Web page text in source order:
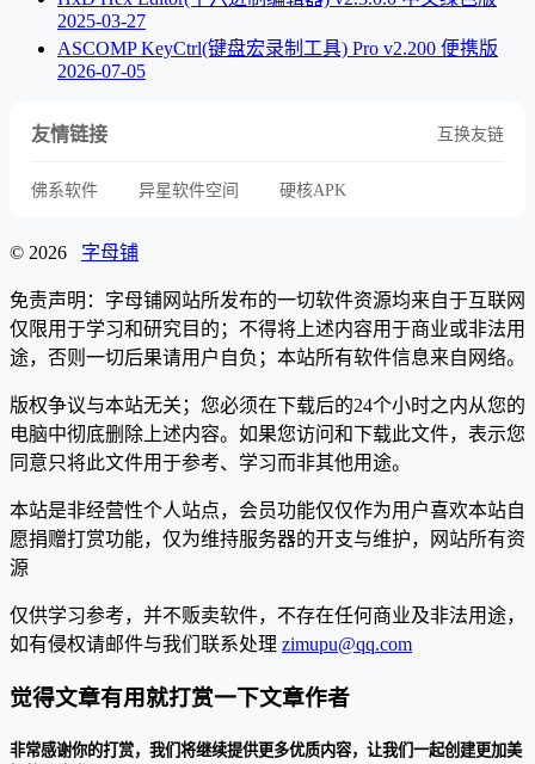
2025-03-27
ASCOMP KeyCtrl(键盘宏录制工具) Pro v2.200 便携版
2026-07-05
友情链接 互换友链
佛系软件 异星软件空间 硬核APK
© 2026 字母铺
免责声明：字母铺网站所发布的一切软件资源均来自于互联网
仅限用于学习和研究目的；不得将上述内容用于商业或非法用
途，否则一切后果请用户自负；本站所有软件信息来自网络。
版权争议与本站无关；您必须在下载后的24个小时之内从您的
电脑中彻底删除上述内容。如果您访问和下载此文件，表示您
同意只将此文件用于参考、学习而非其他用途。
本站是非经营性个人站点，会员功能仅仅作为用户喜欢本站自
愿捐赠打赏功能，仅为维持服务器的开支与维护，网站所有资
源
仅供学习参考，并不贩卖软件，不存在任何商业及非法用途，
如有侵权请邮件与我们联系处理 zimupu@qq.com
觉得文章有用就打赏一下文章作者
非常感谢你的打赏，我们将继续提供更多优质内容，让我们一起创建更加美